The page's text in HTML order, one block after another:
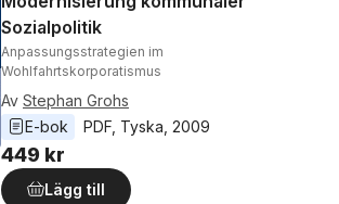
Sozialpolitik
Anpassungsstrategien im
Wohlfahrtskorporatismus
Av Stephan Grohs
E-bok
PDF Tyska 2009
449 kr
Lägg till